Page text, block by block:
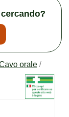
orale /